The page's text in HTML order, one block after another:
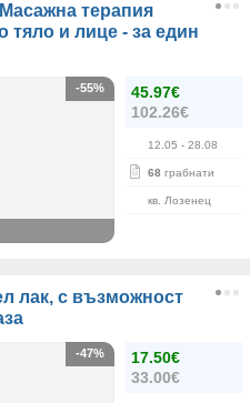
терапия
тяло и лице - за един
45.97€
102.26€
12.05 - 28.08
68 грабнати
кв. Лозенец
-55%
лак, с възможност
17.50€
33.00€
-47%